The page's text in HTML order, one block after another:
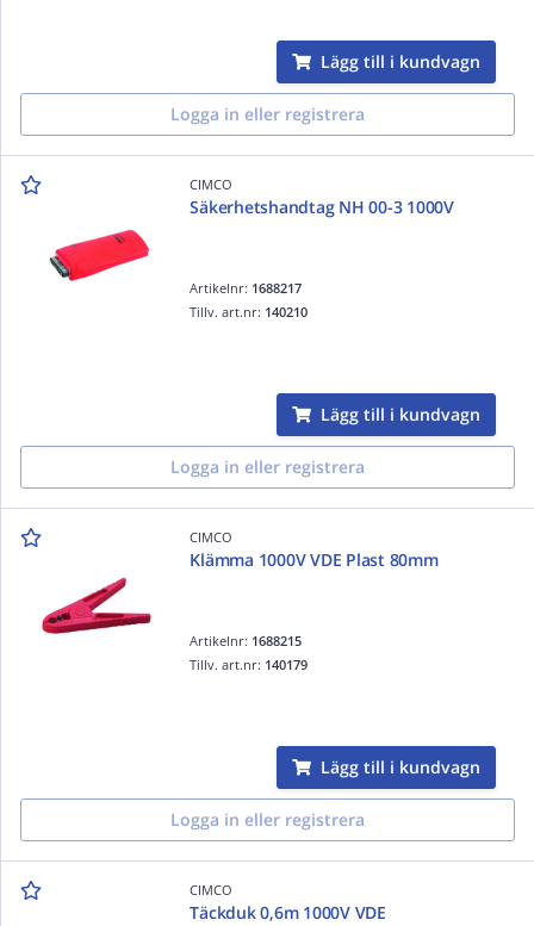
Lägg till i kundvagn
Logga in eller registrera
CIMCO
Säkerhetshandtag NH 00-3 1000V
Artikelnr: 1688217
Tillv. art.nr: 140210
Lägg till i kundvagn
Logga in eller registrera
CIMCO
Klämma 1000V VDE Plast 80mm
Artikelnr: 1688215
Tillv. art.nr: 140179
Lägg till i kundvagn
Logga in eller registrera
CIMCO
Täckduk 0,6m 1000V VDE